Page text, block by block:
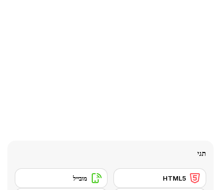
תגי
HTML5 מובייל